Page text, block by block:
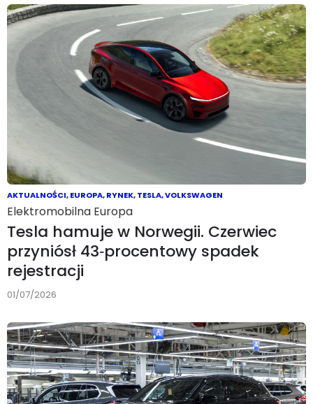
AKTUALNOŚCI,EUROPA,RYNEK,TESLA,VOLKSWAGEN
Elektromobilna Europa
Tesla hamuje w Norwegii. Czerwiec
przyniósł 43‑procentowy spadek
rejestracji
01/07/2026